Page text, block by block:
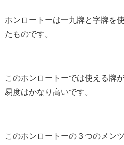
ホンロートーは一九牌と字牌を
たものです。
このホンロートーでは使える牌
易度はかなり高いです。
このホンロートーの３つのメン